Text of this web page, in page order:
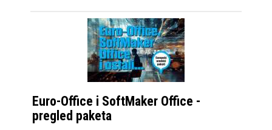
modela, video sadržaj
na njemu je gotovo iste
veličine, dok croppanje
za dobivanje fullscreen
iskustva reže vrlo mali
Euro-Office i SoftMaker Office -
pregled paketa